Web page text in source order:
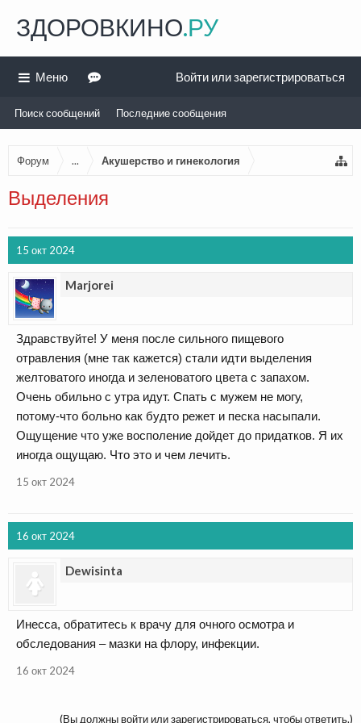
Форум ... Акушерство и гинекология
Выделения
15 окт 2024
Marjorei
Здравствуйте! У меня после сильного пищевого
отравления (мне так кажется) стали идти выделения
желтоватого иногда и зеленоватого цвета с запахом.
Очень обильно с утра идут. Спать с мужем не могу,
потому-что больно как будто режет и песка насыпали.
Ощущение что уже восполение дойдет до придатков. Я их
иногда ощущаю. Что это и чем лечить.
15 окт 2024
16 окт 2024
Dewisinta
Инесса, обратитесь к врачу для очного осмотра и
обследования – мазки на флору, инфекции.
16 окт 2024
(Вы должны войти или зарегистрироваться, чтобы ответить.)
ЗДОРОВКИНО.РУ
Меню
Поиск сообщений Последние сообщения
Войти или зарегистрироваться